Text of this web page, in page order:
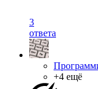
3
ответа
+4 ещё